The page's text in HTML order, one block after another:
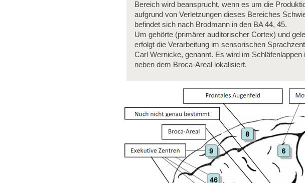
Bereich wird beansprucht, wenn es um die
aufgrund von Verletzungen dieses Bereiches
befindet sich nach Brodmann in den BA 44, 45.
Um gehörte (primärer auditorischer Cortex) und
erfolgt die Verarbeitung im sensorischen
Carl Wernicke, genannt. Es wird im
neben dem Broca-Areal lokalisiert.